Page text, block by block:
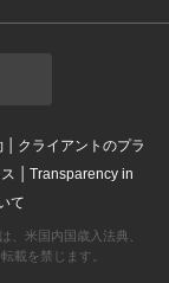
| クライアントのプラ
| Transparency in
て
、米国内国歳入法典、
載を禁じます。